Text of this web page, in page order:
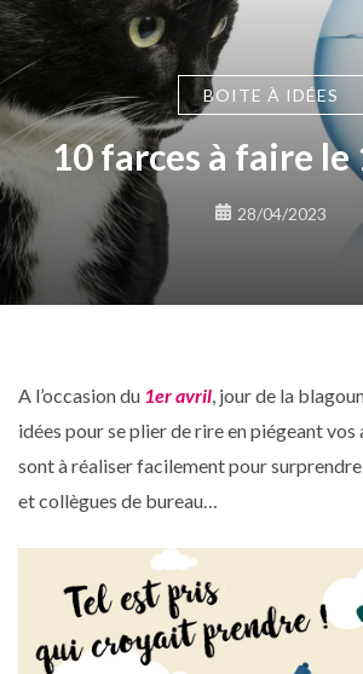
BOITE À IDÉES
10 farces à faire le
28/04/2023
A l’occasion du 1er avril, jour de la
idées pour se plier de rire en piégeant vos
sont à réaliser facilement pour
et collègues de bureau…